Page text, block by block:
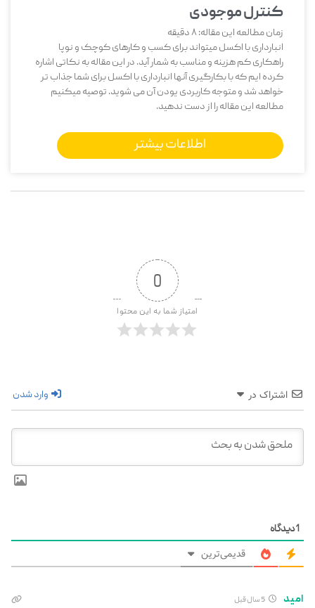
کنترل موجودی
زمان مطالعه این مقاله:8دقیقه
انبارداری با اکسل میتواند برای کسب و کارهای کوچک و نوپا
راهکاری کم هزینه و مناسب به شمار آید. در این مقاله به نکاتی اشاره
کرده ایم که با بکارگیری آنها انبارداری با اکسل برای شما جذاب تر
خواهد شد و متوجه کاربردی یودن آن می شوید. توصیه میکنیم
مطالعه این مقاله را از دست ندهید.
اطلاعات بیشتر
0
امتیاز شما به این محتوا
اشتراک در وارد شدن
1دیدگاه
قدیمی‌ترین
امید